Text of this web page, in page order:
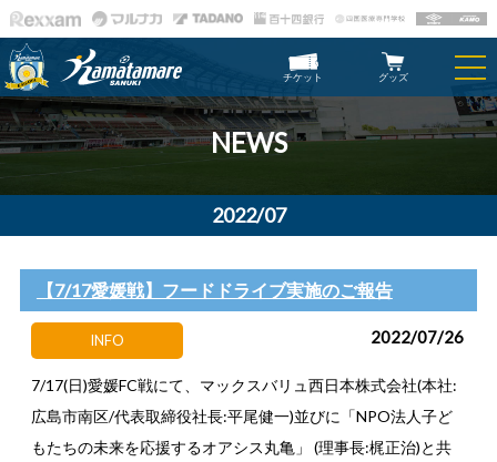
チケット グッズ
NEWS
2022/07
【7/17愛媛戦】フードドライブ実施のご報告
INFO 2022/07/26
7/17(日)愛媛FC戦にて、マックスバリュ西日本株式会社(本社:
広島市南区/代表取締役社長:平尾健一)並びに「NPO法人子ど
もたちの未来を応援するオアシス丸亀」 (理事長:梶正治)と共